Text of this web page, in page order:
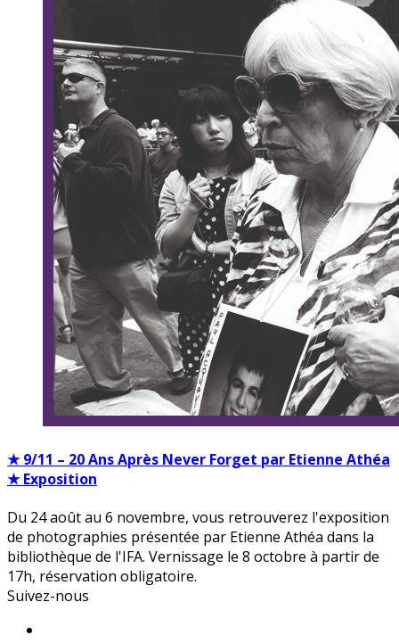
★ 9/11 – 20 Ans Après Never Forget par Etienne Athéa
★ Exposition
Du 24 août au 6 novembre, vous retrouverez l'exposition
de photographies présentée par Etienne Athéa dans la
bibliothèque de l'IFA. Vernissage le 8 octobre à partir de
17h, réservation obligatoire.
Suivez-nous